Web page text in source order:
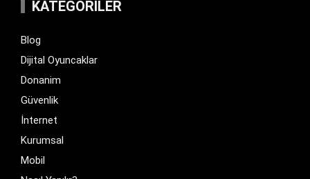
KATEGORILER
Blog
Dijital Oyuncaklar
Donanim
Güvenlik
İnternet
Kurumsal
Mobil